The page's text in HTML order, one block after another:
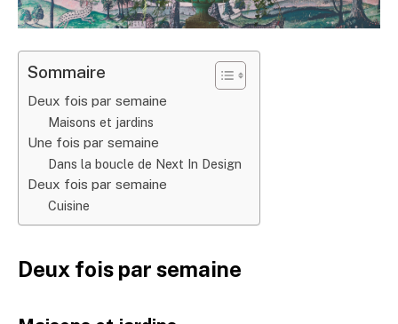
Sommaire
Deux fois par semaine
Maisons et jardins
Une fois par semaine
Dans la boucle de Next In Design
Deux fois par semaine
Cuisine
Deux fois par semaine